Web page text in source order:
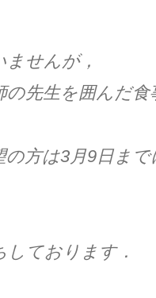
せんが，
の先生を囲んだ
の方は3月9日ま
ております．